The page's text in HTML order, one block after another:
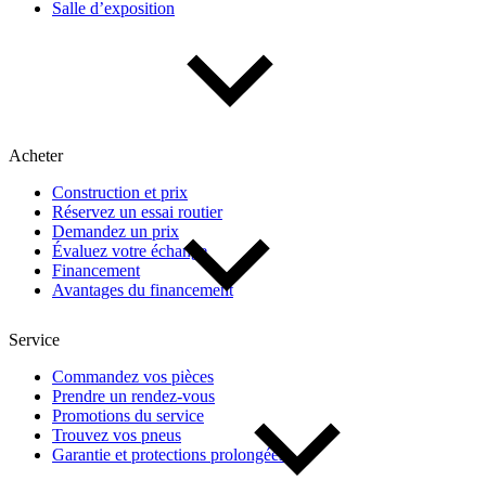
Compactes & berlines
Année
De 2000 à 2027
Prix
De 5 000 $ à 100 000 $
Paiement hebdo
Salle d’exposition
Acheter
Construction et prix
Réservez un essai routier
Demandez un prix
Évaluez votre échange
Financement
Avantages du financement
Service
Commandez vos pièces
Prendre un rendez-vous
Promotions du service
Trouvez vos pneus
Garantie et protections prolongées